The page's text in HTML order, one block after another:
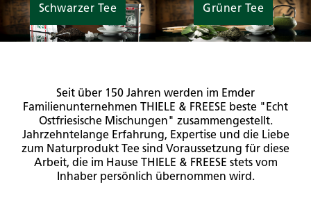
Schwarzer Tee Grüner Tee
Seit über 150 Jahren werden im Emder
Familienunternehmen THIELE & FREESE beste "Echt
Ostfriesische Mischungen" zusammengestellt.
Jahrzehntelange Erfahrung, Expertise und die Liebe
zum Naturprodukt Tee sind Voraussetzung für diese
Arbeit, die im Hause THIELE & FREESE stets vom
Inhaber persönlich übernommen wird.